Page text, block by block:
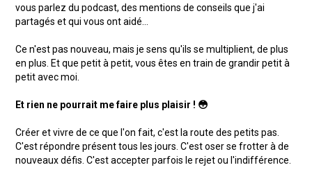
vous parlez du podcast, des mentions de conseils que j'ai
partagés et qui vous ont aidé...
Ce n'est pas nouveau, mais je sens qu'ils se multiplient, de plus
en plus. Et que petit à petit, vous êtes en train de grandir petit à
petit avec moi.
Et rien ne pourrait me faire plus plaisir ! 😳
Créer et vivre de ce que l'on fait, c'est la route des petits pas.
C'est répondre présent tous les jours. C'est oser se frotter à de
nouveaux défis. C'est accepter parfois le rejet ou l'indifférence.